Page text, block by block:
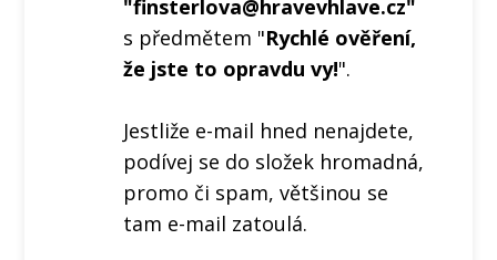
"finsterlova@hravevhlave.cz"
s předmětem "Rychlé ověření,
že jste to opravdu vy!".
Jestliže e-mail hned nenajdete,
podívej se do složek hromadná,
promo či spam, většinou se
tam e-mail zatoulá.